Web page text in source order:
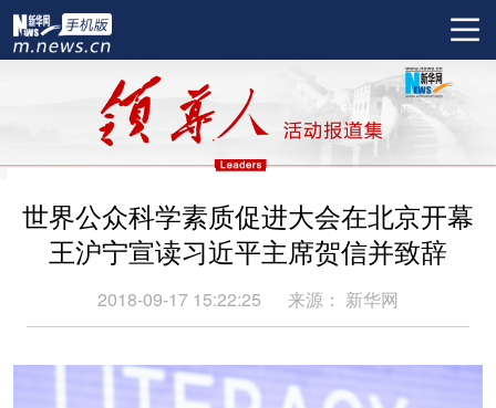
世界公众科学素质促进大会在北京开幕
王沪宁宣读习近平主席贺信并致辞
2018-09-17 15:22:25 来源： 新华网